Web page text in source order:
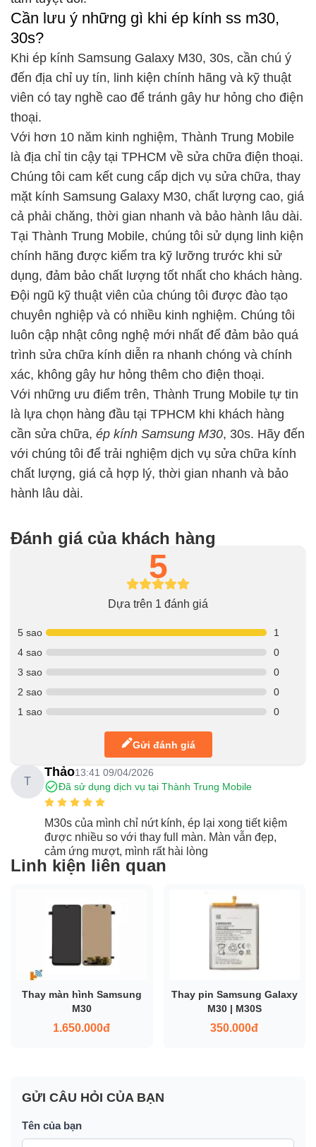
Cần lưu ý những gì khi ép kính ss m30,
30s?
Khi ép kính Samsung Galaxy M30, 30s, cần chú ý
đến địa chỉ uy tín, linh kiện chính hãng và kỹ thuật
viên có tay nghề cao để tránh gây hư hỏng cho điện
thoại.
Với hơn 10 năm kinh nghiệm, Thành Trung Mobile
là địa chỉ tin cậy tại TPHCM về sửa chữa điện thoại.
Chúng tôi cam kết cung cấp dịch vụ sửa chữa, thay
mặt kính Samsung Galaxy M30, chất lượng cao, giá
cả phải chăng, thời gian nhanh và bảo hành lâu dài.
Tại Thành Trung Mobile, chúng tôi sử dụng linh kiện
chính hãng được kiểm tra kỹ lưỡng trước khi sử
dụng, đảm bảo chất lượng tốt nhất cho khách hàng.
Đội ngũ kỹ thuật viên của chúng tôi được đào tạo
chuyên nghiệp và có nhiều kinh nghiệm. Chúng tôi
luôn cập nhật công nghệ mới nhất để đảm bảo quá
trình sửa chữa kính diễn ra nhanh chóng và chính
xác, không gây hư hỏng thêm cho điện thoại.
Với những ưu điểm trên, Thành Trung Mobile tự tin
là lựa chọn hàng đầu tại TPHCM khi khách hàng
cần sửa chữa, ép kính Samsung M30, 30s. Hãy đến
với chúng tôi để trải nghiệm dịch vụ sửa chữa kính
chất lượng, giá cả hợp lý, thời gian nhanh và bảo
hành lâu dài.
Đánh giá của khách hàng
5
Dựa trên 1 đánh giá
5 sao
1
4 sao
0
3 sao
0
2 sao
0
1 sao
0
Gửi đánh giá
T
Thảo13:41 09/04/2026
Đã sử dụng dịch vụ tại Thành Trung Mobile
M30s của mình chỉ nứt kính, ép lại xong tiết kiệm
được nhiều so với thay full màn. Màn vẫn đẹp,
cảm ứng mượt, mình rất hài lòng
Linh kiện liên quan
Thay màn hình Samsung
M30
1.650.000đ
Thay pin Samsung Galaxy
M30 | M30S
350.000đ
GỬI CÂU HỎI CỦA BẠN
Tên của bạn